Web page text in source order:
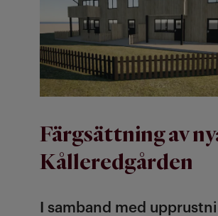
Färgsättning av
Kålleredgården
I samband med